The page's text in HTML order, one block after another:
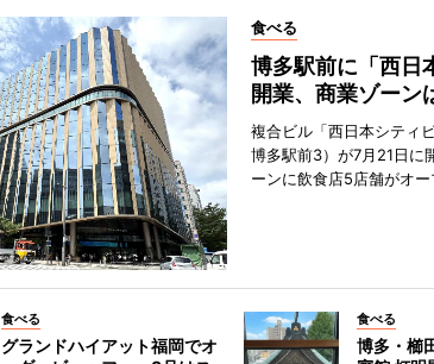
食べる
博多駅前に「西日
開業、商業ゾーン
複合ビル「西日本シティ
博多駅前3）が7月21日に
ーンに飲食店5店舗がオー
食べる
グランドハイアット福岡でオ
食べる
博多・櫛